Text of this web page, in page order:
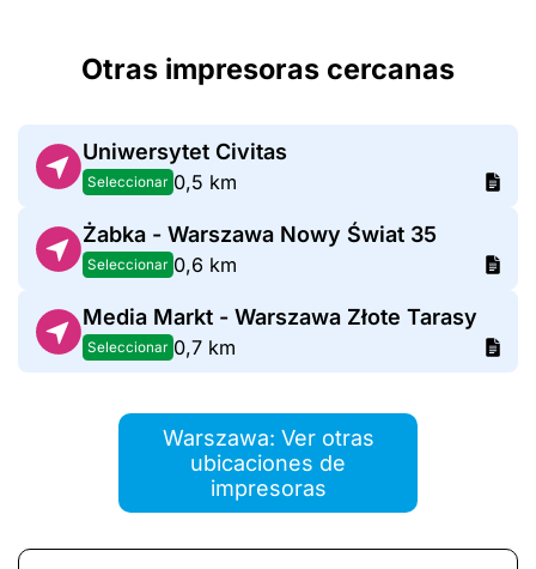
Otras impresoras cercanas
Uniwersytet Civitas
Seleccionar 0,5 km
Żabka - Warszawa Nowy Świat 35
Seleccionar 0,6 km
Media Markt - Warszawa Złote Tarasy
Seleccionar 0,7 km
Warszawa: Ver otras
ubicaciones de
impresoras